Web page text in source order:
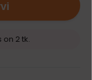
2 tk.